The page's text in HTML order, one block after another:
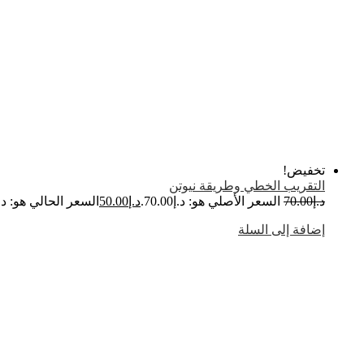
تخفيض!
التقريب الخطي وطريقة نيوتن
د.إ70.00 السعر الأصلي هو: د.إ70.00. د.إ 50.00 السعر الحالي هو:
إضافة إلى السلة